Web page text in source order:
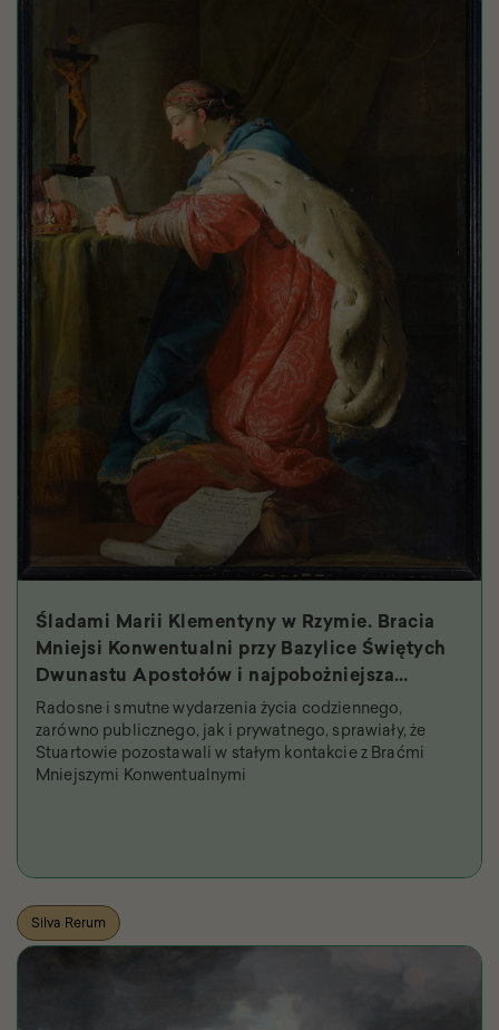
Śladami Marii Klementyny w Rzymie. Bracia
Mniejsi Konwentualni przy Bazylice Świętych
Dwunastu Apostołów i najpobożniejsza
królowa
Radosne i smutne wydarzenia życia codziennego,
zarówno publicznego, jak i prywatnego, sprawiały, że
Stuartowie pozostawali w stałym kontakcie z Braćmi
Mniejszymi Konwentualnymi
Silva Rerum